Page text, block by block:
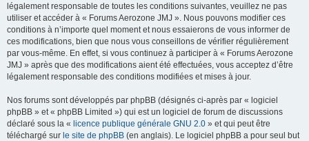
légalement responsable de toutes les conditions suivantes, veuillez ne pas
utiliser et accéder à « Forums Aerozone JMJ ». Nous pouvons modifier ces
conditions à n’importe quel moment et nous essaierons de vous informer de
ces modifications, bien que nous vous conseillons de vérifier régulièrement
par vous-même. En effet, si vous continuez à participer à « Forums Aerozone
JMJ » après que des modifications aient été effectuées, vous acceptez d’être
légalement responsable des conditions modifiées et mises à jour.
Nos forums sont développés par phpBB (désignés ci-après par « logiciel
phpBB » et « phpBB Limited ») qui est un logiciel de forum de discussions
déclaré sous la « licence publique générale GNU 2.0 » et qui peut être
téléchargé sur le site de phpBB (en anglais). Le logiciel phpBB a pour seul but